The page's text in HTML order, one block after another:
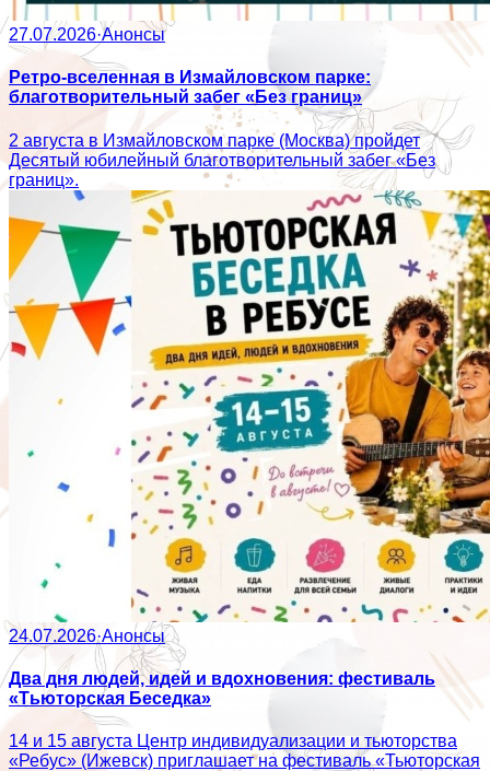
27.07.2026·Анонсы
Ретро-вселенная в Измайловском парке:
благотворительный забег «Без границ»
2 августа в Измайловском парке (Москва) пройдет
Десятый юбилейный благотворительный забег «Без
границ».
24.07.2026·Анонсы
Два дня людей, идей и вдохновения: фестиваль
«Тьюторская Беседка»
14 и 15 августа Центр индивидуализации и тьюторства
«Ребус» (Ижевск) приглашает на фестиваль «Тьюторская